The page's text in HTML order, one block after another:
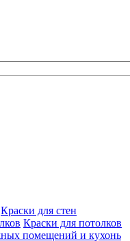
Краски для стен
Краски для потолков